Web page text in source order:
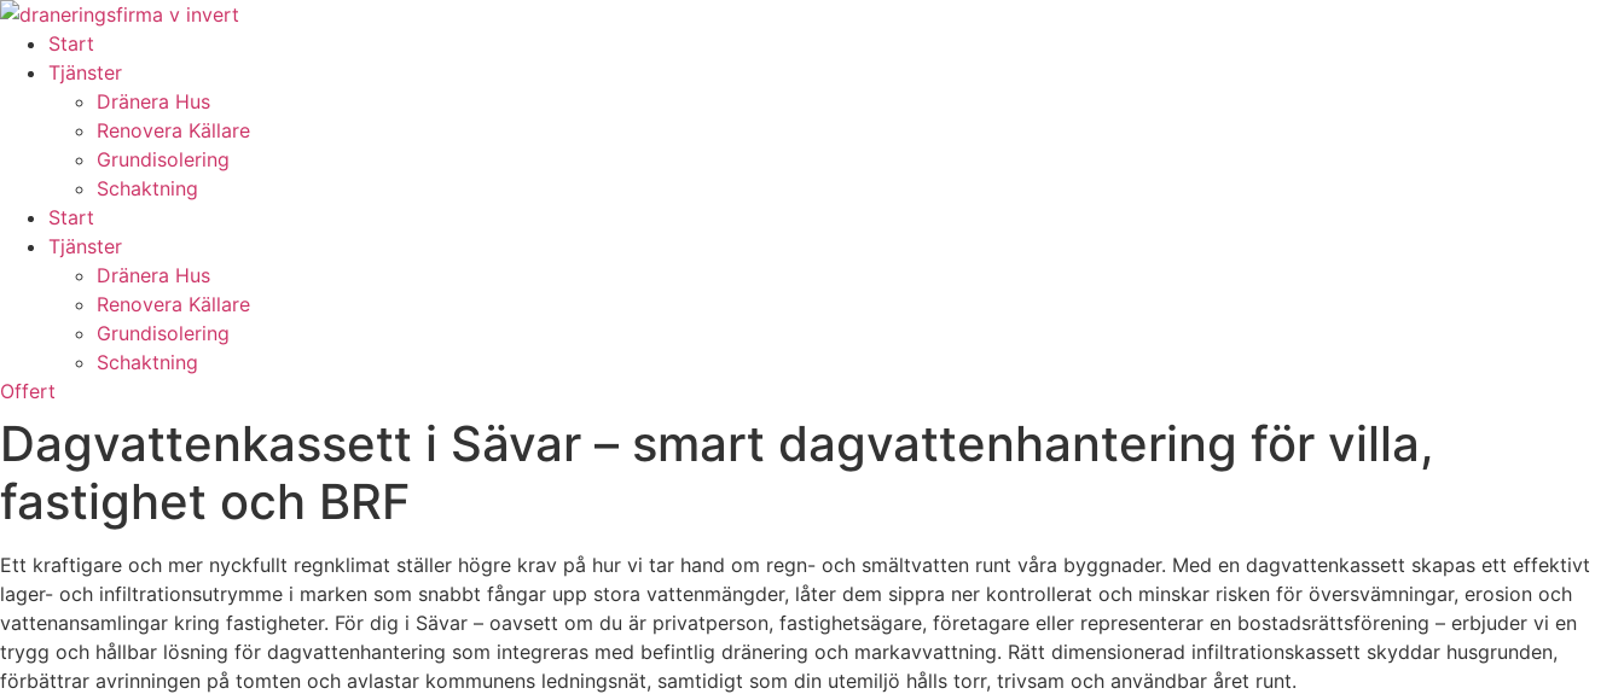
Skip
content
Start
Tjänster
Dränera Hus
Renovera Källare
Grundisolering
Schaktning
Start
Tjänster
Dränera Hus
Renovera Källare
Grundisolering
Schaktning
Offert
Dagvattenkassett i Sävar – smart dagvattenhantering för villa,
fastighet och BRF
Ett kraftigare och mer nyckfullt regnklimat ställer högre krav på hur vi tar hand om regn- och smältvatten runt våra byggnader. Med en dagvattenkassett skapas ett effektivt
lager- och infiltrationsutrymme i marken som snabbt fångar upp stora vattenmängder, låter dem sippra ner kontrollerat och minskar risken för översvämningar, erosion och
vattenansamlingar kring fastigheter. För dig i Sävar – oavsett om du är privatperson, fastighetsägare, företagare eller representerar en bostadsrättsförening – erbjuder vi en
trygg och hållbar lösning för dagvattenhantering som integreras med befintlig dränering och markavvattning. Rätt dimensionerad infiltrationskassett skyddar husgrunden,
förbättrar avrinningen på tomten och avlastar kommunens ledningsnät, samtidigt som din utemiljö hålls torr, trivsam och användbar året runt.